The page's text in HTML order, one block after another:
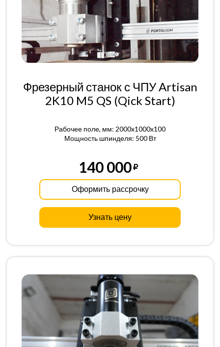
Фрезерный станок с ЧПУ Artisan
2K10 M5 QS (Qick Start)
Рабочее поле, мм: 2000x1000x100
Мощность шпинделя: 500 Вт
140 000
Оформить рассрочку
Узнать цену